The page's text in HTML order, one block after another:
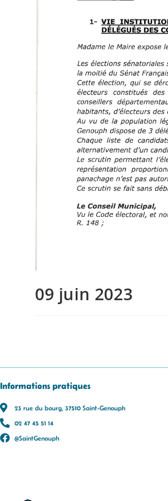
09 juin 2023
Informations pratiques
23 rue du bourg, 37510 Saint-Genouph
02 47 45 51 14
@SaintGenouph